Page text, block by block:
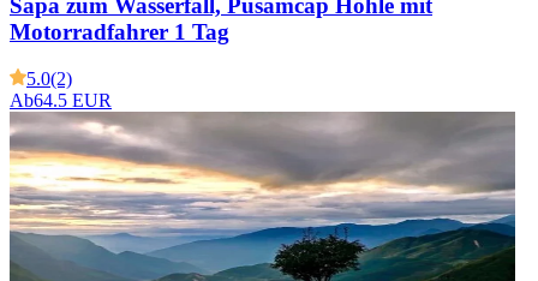
Sapa zum Wasserfall, Pusamcap Höhle mit
Motorradfahrer 1 Tag
5.0(2)
Ab64.5 EUR